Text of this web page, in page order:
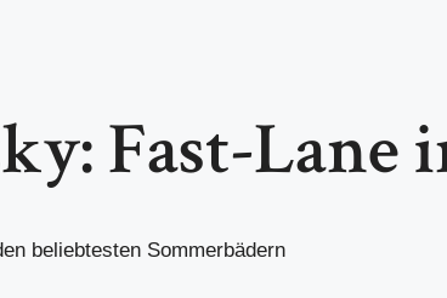
Fast-Lane
beliebtesten Sommerbädern